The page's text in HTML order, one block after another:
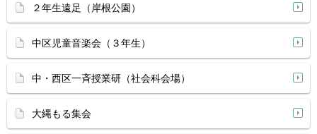
２年生遠足（岸根公園）
中区児童音楽会（３年生）
中・西区一斉授業研（社会科会場）
大縄もる集会